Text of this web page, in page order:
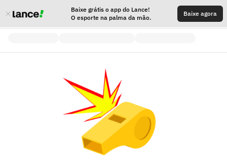
Baixe grátis o app do Lance!
O esporte na palma da mão.
Baixe agora